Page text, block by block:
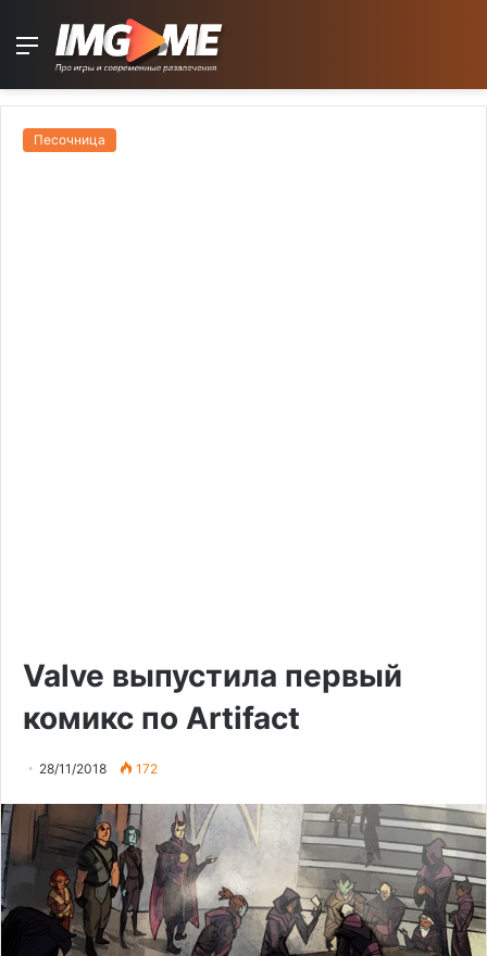
Menu
Песочница
Valve выпустила первый
комикс по Artifact
28/11/2018 172